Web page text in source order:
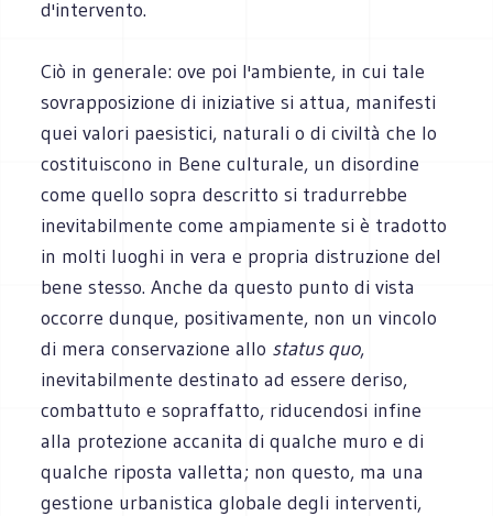
d'intervento.
Ciò in generale: ove poi l'ambiente, in cui tale
sovrapposizione di iniziative si attua, manifesti
quei valori paesistici, naturali o di civiltà che lo
costituiscono in Bene culturale, un disordine
come quello sopra descritto si tradurrebbe
inevitabilmente come ampiamente si è tradotto
in molti luoghi in vera e propria distruzione del
bene stesso. Anche da questo punto di vista
occorre dunque, positivamente, non un vincolo
di mera conservazione allo status quo,
inevitabilmente destinato ad essere deriso,
combattuto e sopraffatto, riducendosi infine
alla protezione accanita di qualche muro e di
qualche riposta valletta; non questo, ma una
gestione urbanistica globale degli interventi,